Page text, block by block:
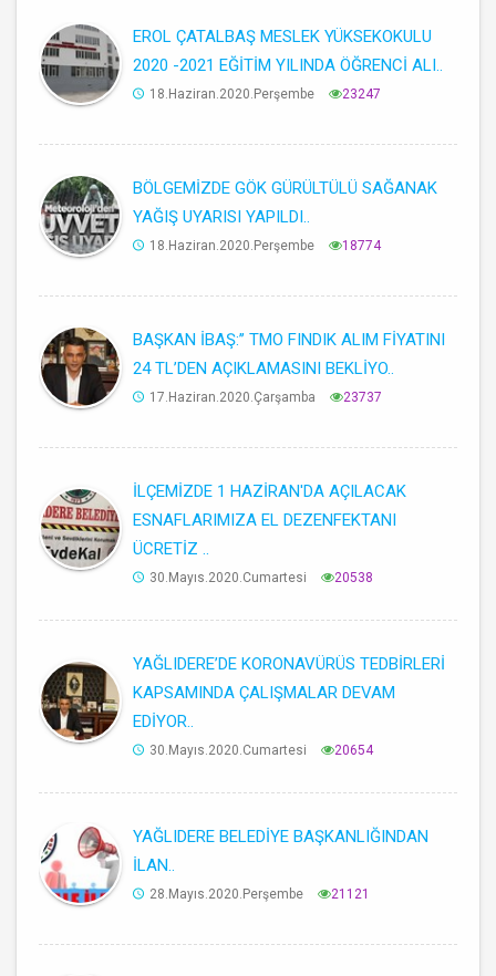
EROL ÇATALBAŞ MESLEK YÜKSEKOKULU
2020 -2021 EĞİTİM YILINDA ÖĞRENCİ ALI..
18.Haziran.2020.Perşembe 23247
BÖLGEMİZDE GÖK GÜRÜLTÜLÜ SAĞANAK
YAĞIŞ UYARISI YAPILDI..
18.Haziran.2020.Perşembe 18774
BAŞKAN İBAŞ:’’ TMO FINDIK ALIM FİYATINI
24 TL’DEN AÇIKLAMASINI BEKLİYO..
17.Haziran.2020.Çarşamba 23737
İLÇEMİZDE 1 HAZİRAN'DA AÇILACAK
ESNAFLARIMIZA EL DEZENFEKTANI
ÜCRETİZ ..
30.Mayıs.2020.Cumartesi 20538
YAĞLIDERE’DE KORONAVÜRÜS TEDBİRLERİ
KAPSAMINDA ÇALIŞMALAR DEVAM
EDİYOR..
30.Mayıs.2020.Cumartesi 20654
YAĞLIDERE BELEDİYE BAŞKANLIĞINDAN
İLAN..
28.Mayıs.2020.Perşembe 21121